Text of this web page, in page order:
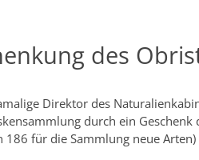
des
Direktor des
durch ein
186 für die Sammlung neue